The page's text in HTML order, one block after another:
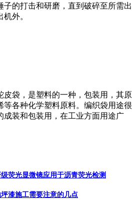
子的打击和研磨，直到破碎至所需出
外。
皮袋，是塑料的一种，包装用，其原
等各种化学塑料原料。编织袋用途很
成装和包装用，在工业方面用途广
荧光显微镜应用于沥青荧光检测
漆施工需要注意的几点